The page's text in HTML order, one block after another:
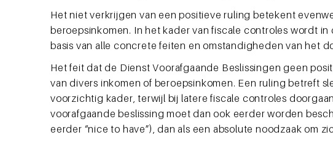
Het niet verkrijgen van een positieve ruling betekent
beroepsinkomen. In het kader van fiscale controles wordt
basis van alle concrete feiten en omstandigheden van het
Het feit dat de Dienst Voorafgaande Beslissingen geen
van divers inkomen of beroepsinkomen. Een ruling betreft
voorzichtig kader, terwijl bij latere fiscale controles
voorafgaande beslissing moet dan ook eerder worden
eerder “nice to have”), dan als een absolute noodzaak om